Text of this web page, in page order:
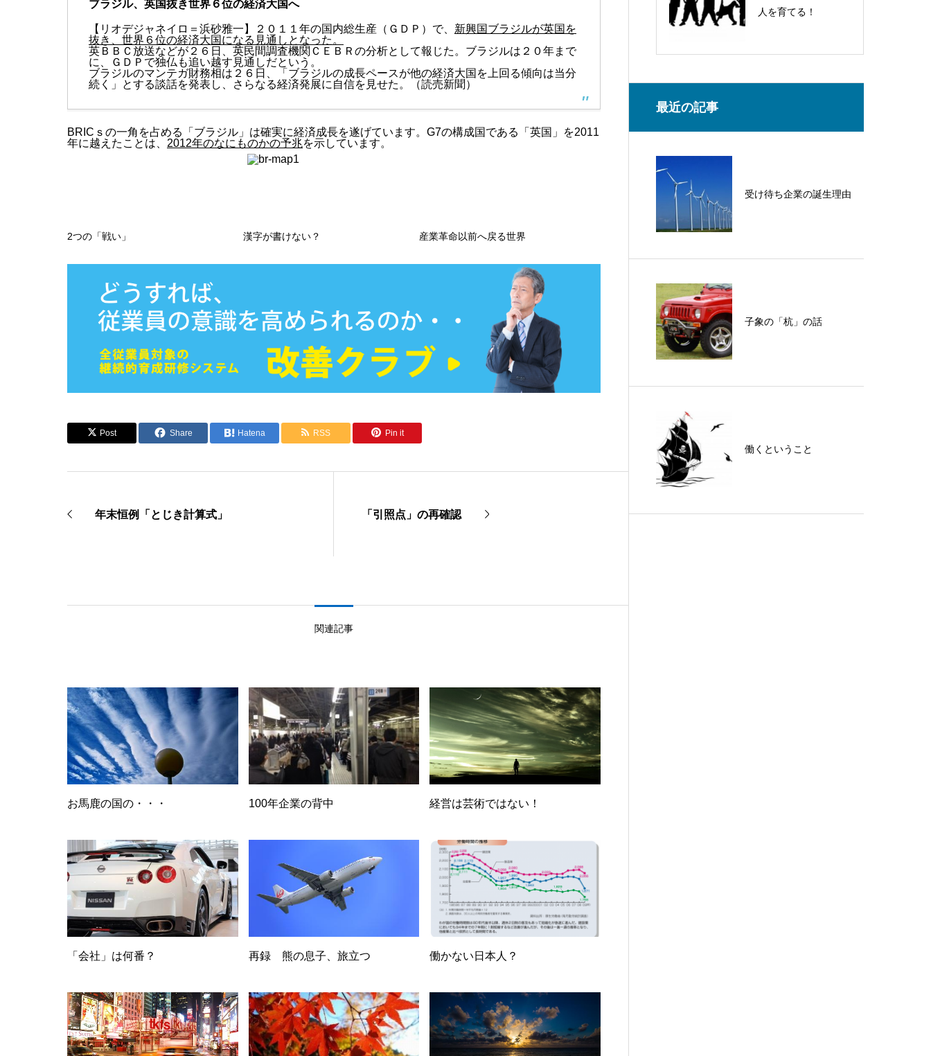
ブラジル、英国抜き世界６位の経済大国へ
【リオデジャネイロ＝浜砂雅一】２０１１年の国内総生産（ＧＤＰ）で、 新興国ブラジルが英国を
抜き、世界６位の経済大国になる見通しとなった。
英ＢＢＣ放送などが２６日、英民間調査機関ＣＥＢＲの分析として報じた。ブラジルは２０年まで
に、ＧＤＰで独仏も追い越す見通しだという。
ブラジルのマンテガ財務相は２６日、「ブラジルの成長ペースが他の経済大国を上回る傾向は当分
続く」とする談話を発表し、さらなる経済発展に自信を見せた。（読売新聞）
BRICｓの一角を占める「ブラジル」は確実に経済成長を遂げています。G7の構成国である「英国」を2011
年に越えたことは、 2012年のなにものかの予兆を示しています。
2つの「戦い」 漢字が書けない？ 産業革命以前へ戻る世界
Post Share Hatena RSS Pin it
年末恒例「とじき計算式」 「引照点」の再確認
関連記事
お馬鹿の国の・・・ 100年企業の背中 経営は芸術ではない！
「会社」は何番？ 再録 熊の息子、旅立つ 働かない日本人？
人を育てる！
最近の記事
受け待ち企業の誕生理由
子象の「杭」の話
働くということ